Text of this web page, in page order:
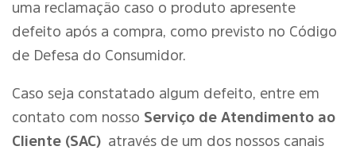
uma reclamação caso o produto apresente
defeito após a compra, como previsto no Código
de Defesa do Consumidor.
Caso seja constatado algum defeito, entre em
contato com nosso Serviço de Atendimento ao
Cliente (SAC) através de um dos nossos canais